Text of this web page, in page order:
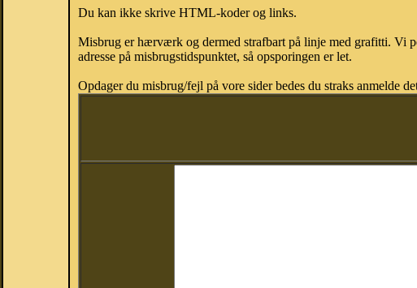
Du kan ikke skrive HTML-koder og links.
Misbrug er hærværk og dermed strafbart på linje med grafitti. Vi
adresse på misbrugstidspunktet, så opsporingen er let.
Opdager du misbrug/fejl på vore sider bedes du straks anmelde